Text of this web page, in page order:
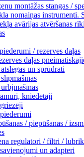
montāžas stangas /
nomaiņas instrumenti.
avārijas atvēršanas rīki
/ rezerves daļas
daļas
un sprūdrati
kniedētāji
/ piepūšanas /
regulatori / filtri /
un adapteri